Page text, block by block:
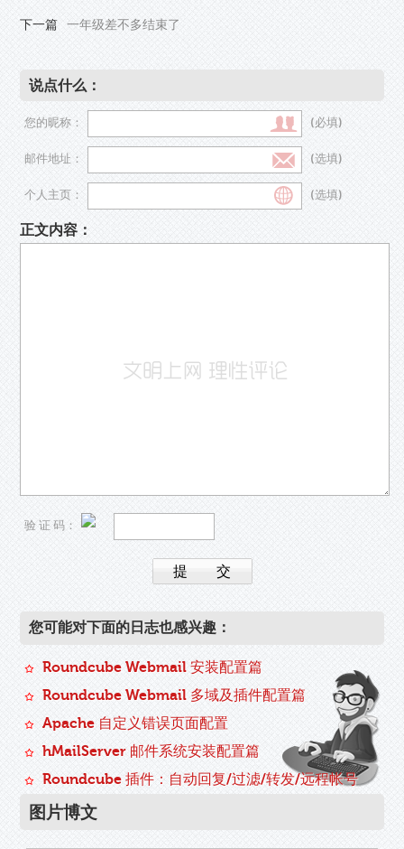
下一篇 一年级差不多结束了
说点什么：
您的昵称： (必填)
邮件地址： (选填)
个人主页： (选填)
正文内容：
验 证 码：
您可能对下面的日志也感兴趣：
Roundcube Webmail 安装配置篇
Roundcube Webmail 多域及插件配置篇
Apache 自定义错误页面配置
hMailServer 邮件系统安装配置篇
Roundcube 插件：自动回复/过滤/转发/远程帐号
图片博文